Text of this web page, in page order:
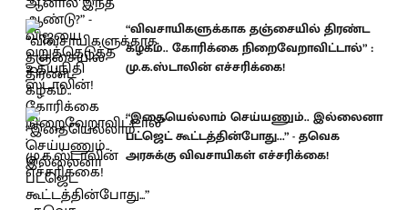
“விவசாயிகளுக்காக தஞ்சையில் திரண்ட
கழகம்.. கோரிக்கை நிறைவேறாவிட்டால்” :
மு.க.ஸ்டாலின் எச்சரிக்கை!
“இதையெல்லாம் செய்யணும்.. இல்லைனா
பட்ஜெட் கூட்டத்தின்போது...” - தவெக
அரசுக்கு விவசாயிகள் எச்சரிக்கை!